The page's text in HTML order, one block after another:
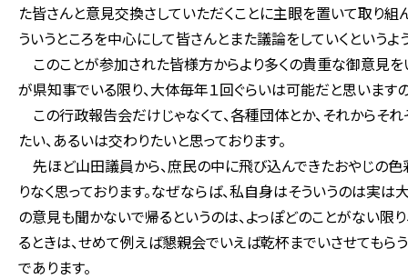
た皆さんと意見交換さしていただくことに主眼を置いて取り組
ういうところを中心にして皆さんとまた議論をしていくというよ
このことが参加された皆様方からより多くの貴重な御意見を
が県知事でいる限り、大体毎年１回ぐらいは可能だと思いますの
この行政報告会だけじゃなくて、各種団体とか、それからそ
たい、あるいは交わりたいと思っております。
先ほど山田議員から、庶民の中に飛び込んできたおやじの
りなく思っております。なぜならば、私自身はそういうのは実
の意見も聞かないで帰るというのは、よっぽどのことがない限
るときは、せめて例えば懇親会でいえば乾杯までいさせてもら
であります。